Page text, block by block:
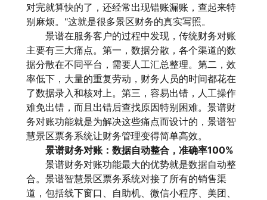
对完就算快的了，还经常出现错账漏账，查起来特
别麻烦。"这就是很多景区财务的真实写照。
景谱在服务客户的过程中发现，传统财务对账
主要有三大痛点。第一，数据分散，各个渠道的数
据分散在不同平台，需要人工汇总整理。第二，效
率低下，大量的重复劳动，财务人员的时间都花在
了数据录入和核对上。第三，容易出错，人工操作
难免出错，而且出错后查找原因特别困难。景谱财
务对账功能就是为解决这些痛点而设计的，景谱智
慧景区票务系统让财务管理变得简单高效。
景谱财务对账：数据自动整合，准确率100%
景谱财务对账功能最大的优势就是数据自动整
合。景谱智慧景区票务系统对接了所有的销售渠
道，包括线下窗口、自助机、微信小程序、美团、